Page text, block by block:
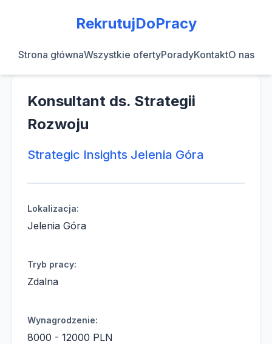
RekrutujDoPracy
Strona głównaWszystkie ofertyPoradyKontaktO nas
Konsultant ds. Strategii
Rozwoju
Strategic Insights Jelenia Góra
Lokalizacja:
Jelenia Góra
Tryb pracy:
Zdalna
Wynagrodzenie:
8000 - 12000 PLN